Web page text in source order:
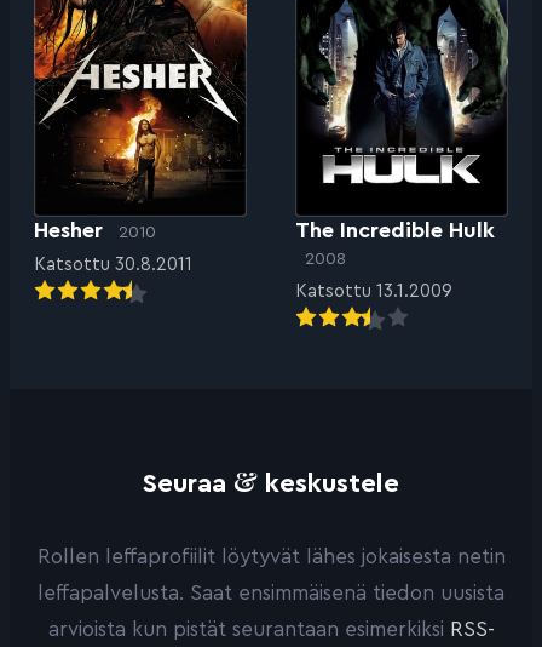
Hesher 2010
Katsottu 30.8.2011
The Incredible Hulk
2008
Katsottu 13.1.2009
Seuraa & keskustele
Rollen leffaprofiilit löytyvät lähes jokaisesta netin
leffapalvelusta. Saat ensimmäisenä tiedon uusista
arvioista kun pistät seurantaan esimerkiksi RSS-